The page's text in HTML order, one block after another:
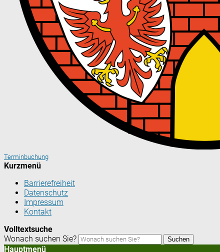
Terminbuchung
Kurzmenü
Barrierefreiheit
Datenschutz
Impressum
Kontakt
Volltextsuche
Wonach suchen Sie?
Suchen
Hauptmenü